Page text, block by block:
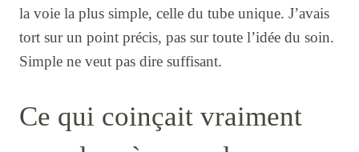
la voie la plus simple, celle du tube unique. J’avais
tort sur un point précis, pas sur toute l’idée du soin.
Simple ne veut pas dire suffisant.
Ce qui coinçait vraiment